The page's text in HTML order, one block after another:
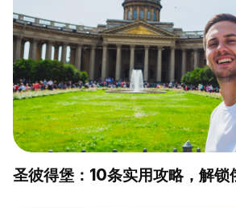
圣彼得堡：10条实用攻略，解锁